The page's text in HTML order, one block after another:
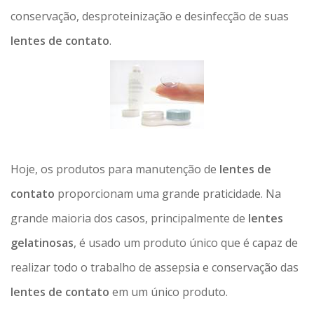
conservação, desproteinização e desinfecção de suas
lentes de contato.
Hoje, os produtos para manutenção de lentes de
contato proporcionam uma grande praticidade. Na
grande maioria dos casos, principalmente de lentes
gelatinosas, é usado um produto único que é capaz de
realizar todo o trabalho de assepsia e conservação das
lentes de contato em um único produto.